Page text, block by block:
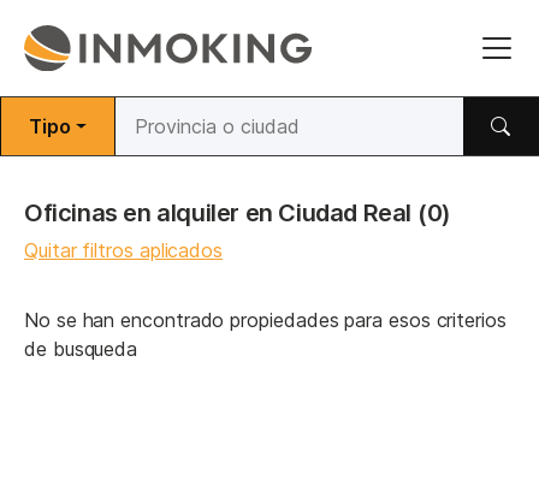
Tipo
Oficinas en alquiler en Ciudad Real (0)
Quitar filtros aplicados
No se han encontrado propiedades para esos criterios
de busqueda